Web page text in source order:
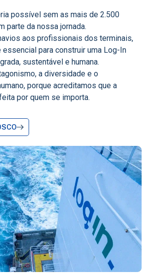
possível sem as mais de 2.500
parte da nossa jornada.
aos profissionais dos terminais,
essencial para construir uma Log-In
sustentável e humana.
a diversidade e o
porque acreditamos que a
por quem se importa.